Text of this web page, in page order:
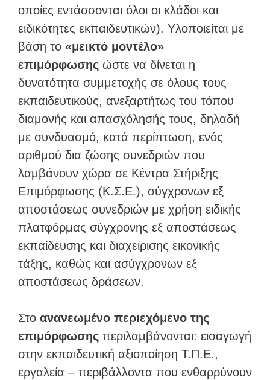
οποίες εντάσσονται όλοι οι κλάδοι και
ειδικότητες εκπαιδευτικών). Υλοποιείται με
βάση το «μεικτό μοντέλο»
επιμόρφωσης ώστε να δίνεται η
δυνατότητα συμμετοχής σε όλους τους
εκπαιδευτικούς, ανεξαρτήτως του τόπου
διαμονής και απασχόλησής τους, δηλαδή
με συνδυασμό, κατά περίπτωση, ενός
αριθμού δια ζώσης συνεδριών που
λαμβάνουν χώρα σε Κέντρα Στήριξης
Επιμόρφωσης (Κ.Σ.Ε.), σύγχρονων εξ
αποστάσεως συνεδριών με χρήση ειδικής
πλατφόρμας σύγχρονης εξ αποστάσεως
εκπαίδευσης και διαχείρισης εικονικής
τάξης, καθώς και ασύγχρονων εξ
αποστάσεως δράσεων.
Στο ανανεωμένο περιεχόμενο της
επιμόρφωσης περιλαμβάνονται: εισαγωγή
στην εκπαιδευτική αξιοποίηση Τ.Π.Ε.,
εργαλεία – περιβάλλοντα που ενθαρρύνουν